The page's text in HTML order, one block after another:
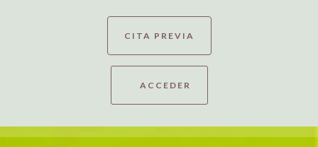
CITA PREVIA
ACCEDER